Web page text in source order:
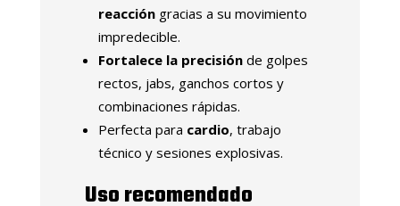
reaccióngracias a su movimiento
impredecible.
Fortalece la precisiónde golpes
rectos, jabs, ganchos cortos y
combinaciones rápidas.
Perfecta para cardio, trabajo
técnico y sesiones explosivas.
Uso recomendado